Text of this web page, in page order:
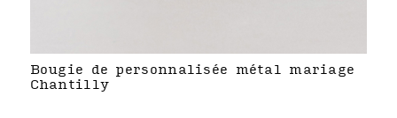
Bougie de personnalisée métal mariage
Chantilly